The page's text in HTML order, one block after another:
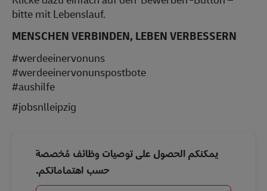
bitte mit Lebenslauf.
MENSCHEN VERBINDEN, LEBEN VERBESSERN
#werdeeinervonuns
#werdeeinervonunspostbote
#aushilfe
#jobsnlleipzig
يمكنكم الحصول على توصيات وظائف مُخصصة
حسب اهتماماتكم.